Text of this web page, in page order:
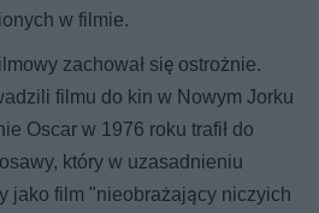
w filmie.
zachował się ostrożnie.
filmu do kin w Nowym Jorku
Oscar w 1976 roku trafił do
który w uzasadnieniu
jako film "nieobrażający niczyich